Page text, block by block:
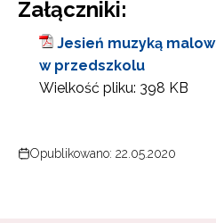
Załączniki:
Jesień muzyką
w przedszkolu
Wielkość pliku: 398 KB
Opublikowano: 22.05.2020